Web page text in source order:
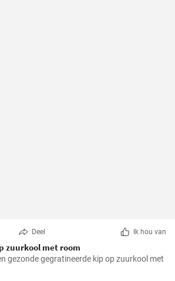
Deel Ik hou van
zuurkool met room
gezonde gegratineerde kip op zuurkool met